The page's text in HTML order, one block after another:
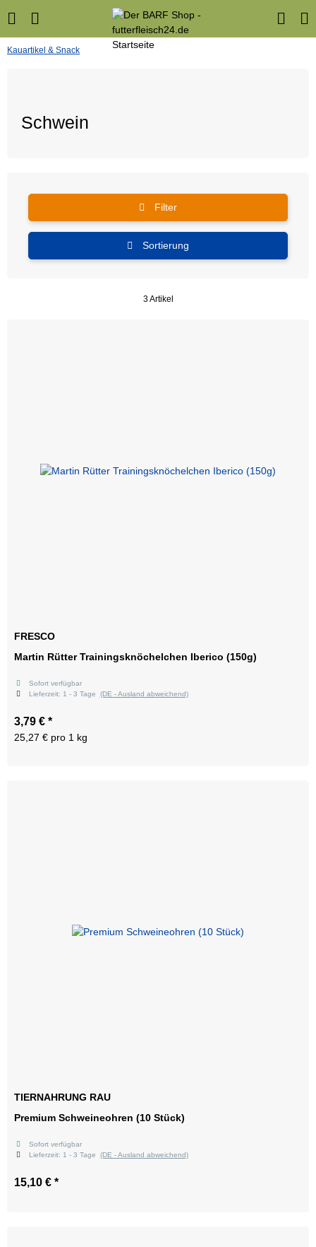
Kauartikel & Snack
Schwein
Filter
Sortierung
3 Artikel
FRESCO
Martin Rütter Trainingsknöchelchen Iberico (150g)
Sofort verfügbar
Lieferzeit: 1 - 3 Tage (DE - Ausland abweichend)
3,79 € *
25,27 € pro 1 kg
TIERNAHRUNG RAU
Premium Schweineohren (10 Stück)
Sofort verfügbar
Lieferzeit: 1 - 3 Tage (DE - Ausland abweichend)
15,10 € *